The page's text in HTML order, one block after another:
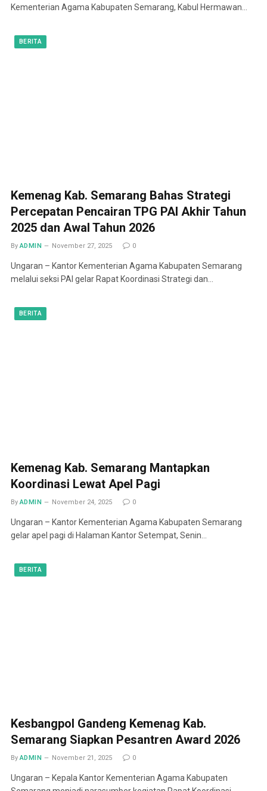
Kementerian Agama Kabupaten Semarang, Kabul Hermawan…
BERITA
Kemenag Kab. Semarang Bahas Strategi
Percepatan Pencairan TPG PAI Akhir Tahun
2025 dan Awal Tahun 2026
By ADMIN November 27, 2025 0
Ungaran – Kantor Kementerian Agama Kabupaten Semarang
melalui seksi PAI gelar Rapat Koordinasi Strategi dan…
BERITA
Kemenag Kab. Semarang Mantapkan
Koordinasi Lewat Apel Pagi
By ADMIN November 24, 2025 0
Ungaran – Kantor Kementerian Agama Kabupaten Semarang
gelar apel pagi di Halaman Kantor Setempat, Senin…
BERITA
Kesbangpol Gandeng Kemenag Kab.
Semarang Siapkan Pesantren Award 2026
By ADMIN November 21, 2025 0
Ungaran – Kepala Kantor Kementerian Agama Kabupaten